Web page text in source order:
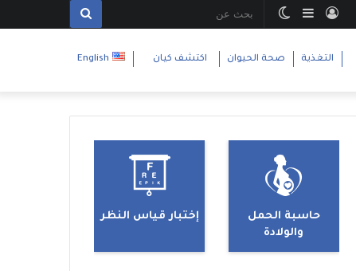
الوضع إضافة
جانبي
تسجيل
التغذية صحة الحيوان اكتشف كيان English
حاسبة الحمل
والولادة
إختبار قياس النظر